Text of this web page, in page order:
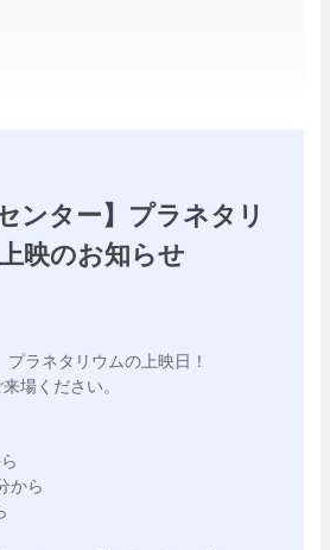
ンター】プラネタリ
映のお知らせ
ラネタリウムの上映日！
場ください。
から